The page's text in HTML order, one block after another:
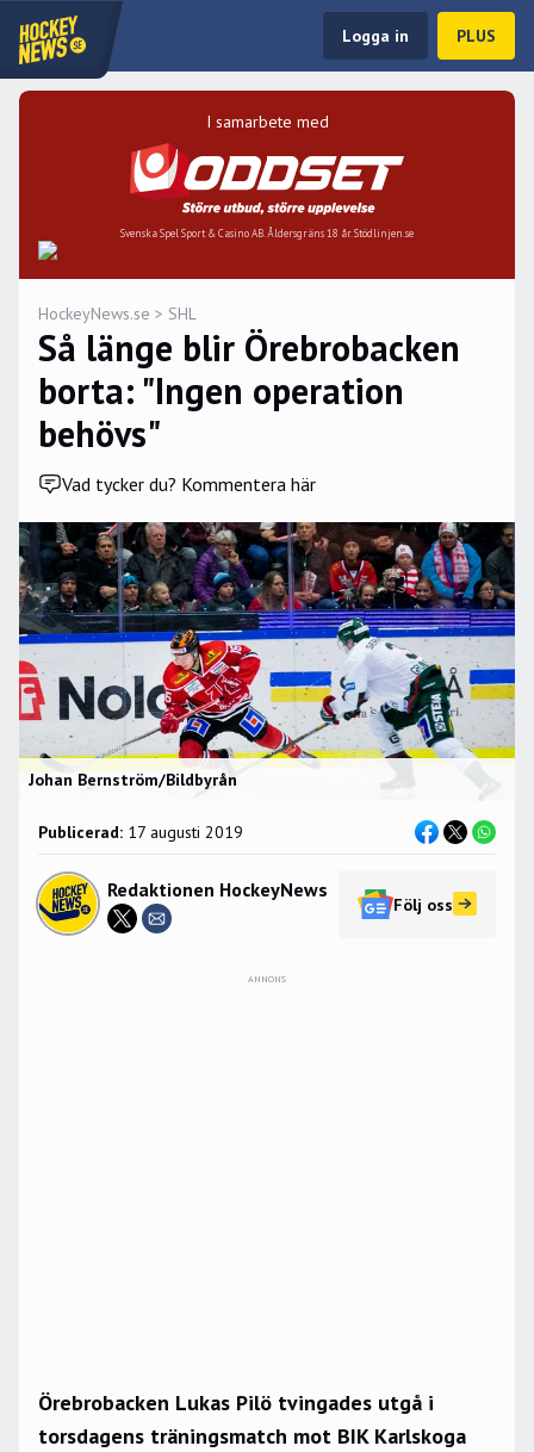
Logga in PLUS
I samarbete med
Svenska Spel Sport & Casino AB. Åldersgräns 18 år. Stödlinjen.se
HockeyNews.se > SHL
Så länge blir Örebrobacken
borta: "Ingen operation
behövs"
Vad tycker du? Kommentera här
Johan Bernström/Bildbyrån
Publicerad: 17 augusti 2019
Redaktionen HockeyNews
Följ oss
ANNONS
Örebrobacken Lukas Pilö tvingades utgå i
torsdagens träningsmatch mot BIK Karlskoga